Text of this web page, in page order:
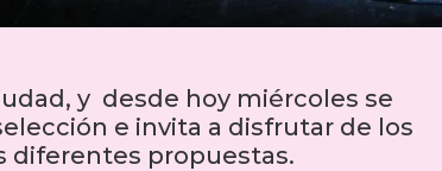
y desde hoy miércoles se
e invita a disfrutar de los
diferentes propuestas.